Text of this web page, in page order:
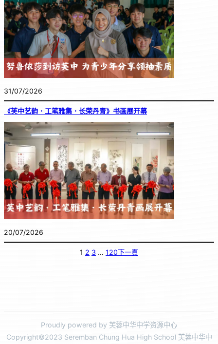
31/07/2026
《芙中艺韵．工笔雅集．长荣丹青》书画展开幕
20/07/2026
1 2 3 … 120下一頁
Proudly powered by 芙蓉中华中学资源中心
Copyright©2023 Seremban Chung Hua High School 芙蓉中华中